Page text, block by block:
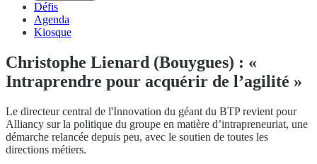
Défis
Agenda
Kiosque
Christophe Lienard (Bouygues) : «
Intraprendre pour acquérir de l’agilité »
Le directeur central de l'Innovation du géant du BTP revient pour
Alliancy sur la politique du groupe en matière d’intrapreneuriat, une
démarche relancée depuis peu, avec le soutien de toutes les
directions métiers.